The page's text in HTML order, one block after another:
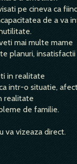
pe cineva ca
de a va
mai multe mame
planuri,
in realitate
intr-o situatie,
realitate
de familie.
va vizeaza direct.